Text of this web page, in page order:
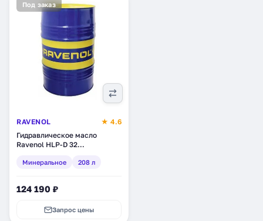
Под заказ
RAVENOL
★ 4.6
Гидравлическое масло
Ravenol HLP-D 32
208 л (1323304-208)
Минеральное 208 л
124 190 ₽
Запрос цены